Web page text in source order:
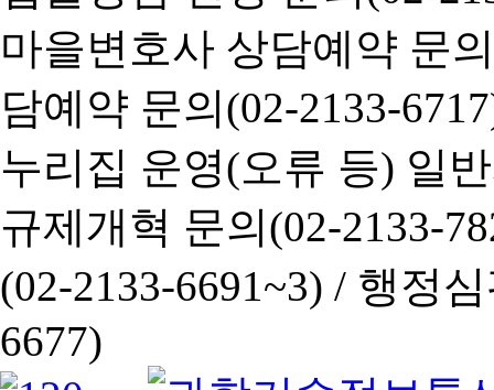
마을변호사 상담예약 문
담예약 문의(02-2133-
누리집 운영(오류 등) 일
규제개혁 문의(02-2133-
(02-2133-6691~3) / 행정심
6677)